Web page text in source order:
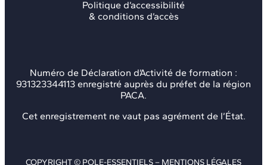
Politique d’accessibilité
& conditions d’accès
Numéro de Déclaration d’Activité de formation :
931323344113 enregistré auprès du préfet de la région
PACA.
Cet enregistrement ne vaut pas agrément de l’État.
COPYRIGHT © POLE-ESSENTIELS – MENTIONS LÉGALES